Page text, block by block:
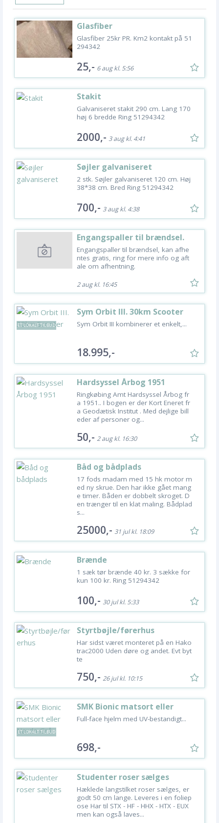
Glasfiber
Glasfiber 25kr PR. Km2 kontakt på 51
294342
25,- 6 aug kl. 5:56
Stakit
Galvaniseret stakit 290 cm. Lang 170
høj 6 bredde Ring 51294342
2000,- 3 aug kl. 4:41
Søjler galvaniseret
2 stk. Søjler galvaniseret 120 cm. Høj
38*38 cm. Bred Ring 51294342
700,- 3 aug kl. 4:38
Engangspaller til brændsel.
Engangspaller til brændsel, kan afhe
ntes gratis, ring for mere info og aft
ale om afhentning.
2 aug kl. 16:45
ET LOKALT TILBUD
Sym Orbit III. 30km Scooter
Sym Orbit III kombinerer et enkelt,...
18.995,-
Hardsyssel Årbog 1951
Ringkøbing Amt Hardsyssel Årbog fr
a 1951.. I bogen er der Kort Eneret fr
a Geodætisk Institut . Med dejlige bill
eder af personer og...
50,- 2 aug kl. 16:30
Båd og bådplads
17 fods madam med 15 hk motor m
ed ny skrue. Den har ikke gået mang
e timer. Båden er dobbelt skroget. D
en trænger til en klat maling. Bådplad
s...
25000,- 31 jul kl. 18:09
Brænde
1 sæk tør brænde 40 kr. 3 sække for
kun 100 kr. Ring 51294342
100,- 30 jul kl. 5:33
Styrtbøjle/førerhus
Har sidst været monteret på en Hako
trac2000 Uden døre og andet. Evt byt
te
750,- 26 jul kl. 10:15
ET LOKALT TILBUD
SMK Bionic matsort eller
Nardo Grå
Full-face hjelm med UV-bestandigt...
698,-
Studenter roser sælges
Hæklede langstilket roser sælges, er
godt 50 cm lange. Leveres i en foliep
ose Har til STX - HF - HHX - HTX - EUX
men kan også laves...